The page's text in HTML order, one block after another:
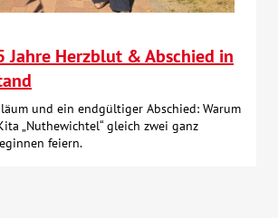
Jahre Herzblut & Abschied in
und ein endgültiger Abschied: Warum
„Nuthewichtel“ gleich zwei ganz
feiern.